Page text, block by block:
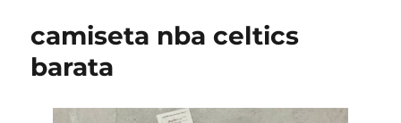
camiseta nba celtics
barata